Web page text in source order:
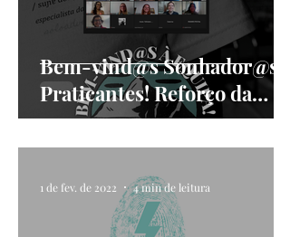
Bem-vind@s Sonhador@s
Praticantes! Reforço da
equipa de voluntariado Solo
Adventures
1 de fev. de 2022 4 min de leitura